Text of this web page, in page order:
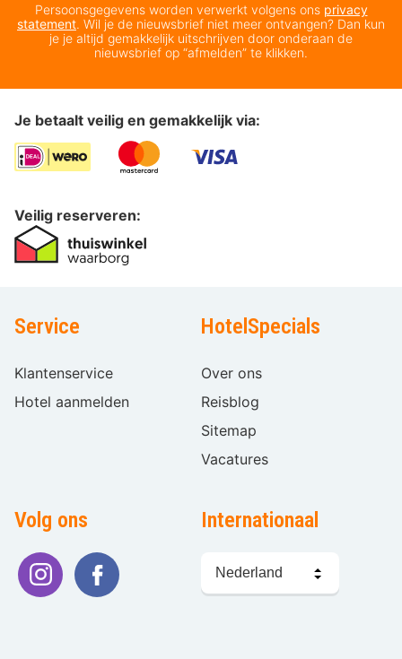
Persoonsgegevens worden verwerkt volgens ons privacy
statement. Wil je de nieuwsbrief niet meer ontvangen? Dan kun
je je altijd gemakkelijk uitschrijven door onderaan de
nieuwsbrief op “afmelden” te klikken.
Je betaalt veilig en gemakkelijk via:
Veilig reserveren:
Service
Klantenservice
Hotel aanmelden
HotelSpecials
Over ons
Reisblog
Sitemap
Vacatures
Volg ons Internationaal
kiezen